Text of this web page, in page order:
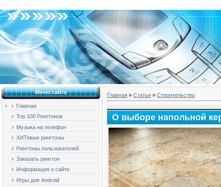
Меню сайта
Главная
Top 100 Рингтонов
Музыка на телефон
ХИТовые рингтоны
Рингтоны пользователей
Заказать рингтон
Информация о сайте
Игры для Android
Главная » Статьи » Строительство
О выборе напольной